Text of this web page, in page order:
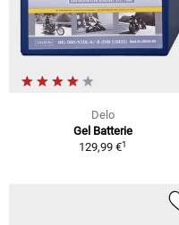
Delo
Gel Batterie
129,99 €1